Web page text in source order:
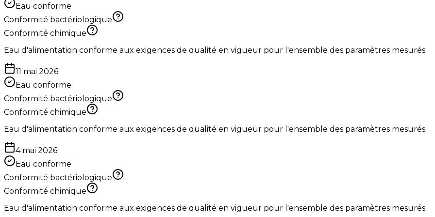
Eau conforme
Conformité bactériologique
Conformité chimique
Eau d'alimentation conforme aux exigences de qualité en vigueur pour l'ensemble des paramètres mesurés.
11 mai 2026
Eau conforme
Conformité bactériologique
Conformité chimique
Eau d'alimentation conforme aux exigences de qualité en vigueur pour l'ensemble des paramètres mesurés.
4 mai 2026
Eau conforme
Conformité bactériologique
Conformité chimique
Eau d'alimentation conforme aux exigences de qualité en vigueur pour l'ensemble des paramètres mesurés.